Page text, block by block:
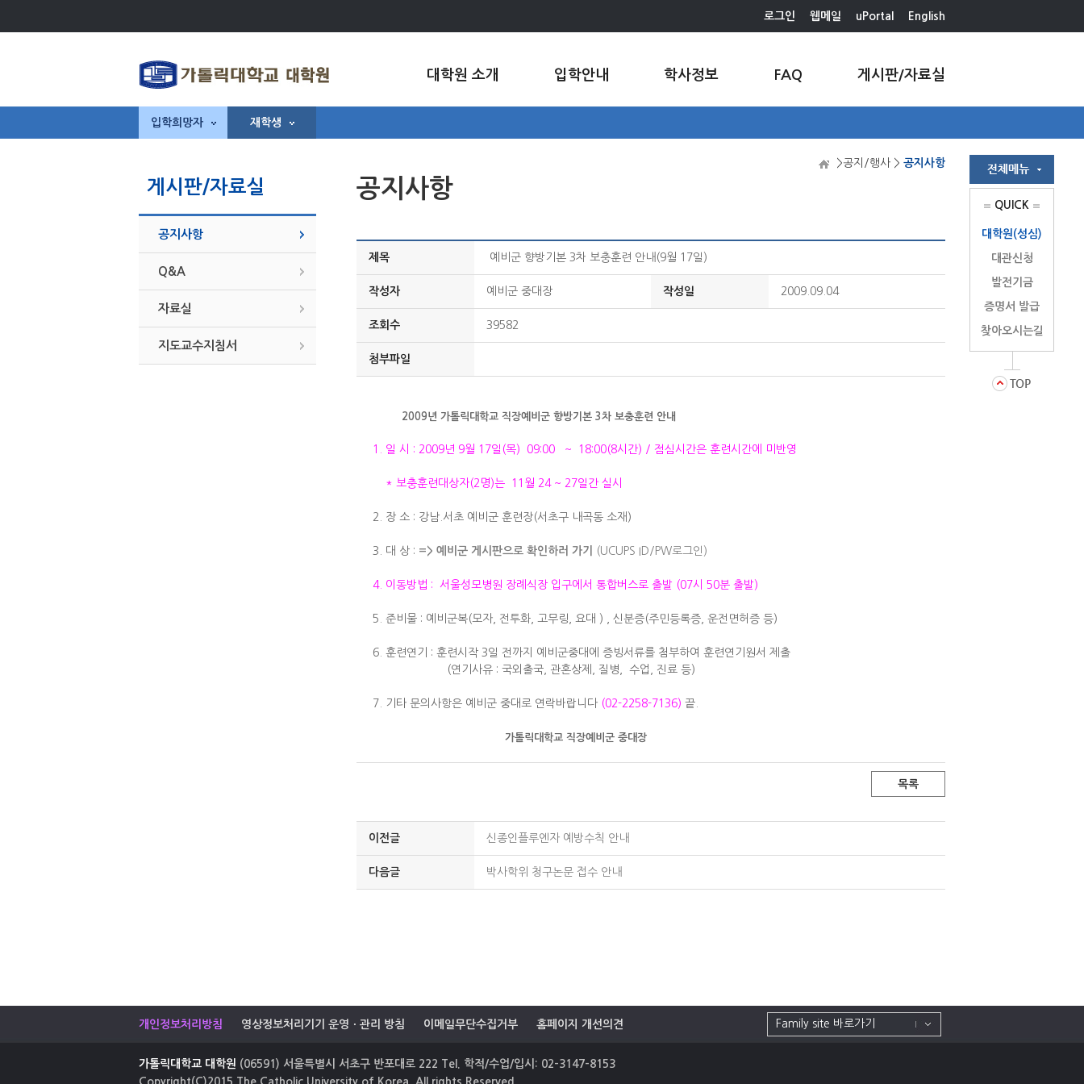
로그인 웹메일 uPortal English
대학원 소개 입학안내 학사정보 FAQ 게시판/자료실
입학희망자 재학생
게시판/자료실
공지사항
Q&A
자료실
지도교수지침서
>공지/행사 > 공지사항
공지사항
제목 예비군 향방기본 3차 보충훈련 안내(9월 17일)
작성자 예비군 중대장 작성일 2009.09.04
조회수 39582
첨부파일
2009년 가톨릭대학교 직장예비군 향방기본 3차 보충훈련 안내
1. 일 시 : 2009년 9월 17일(목) 09:00 ~ 18:00(8시간) / 점심시간은 훈련시간에 미반영
* 보충훈련대상자(2명)는 11월 24 ~ 27일간 실시
2. 장 소 : 강남.서초 예비군 훈련장(서초구 내곡동 소재)
3. 대 상 : => 예비군 게시판으로 확인하러 가기 (UCUPS ID/PW로그인)
4. 이동방법 : 서울성모병원 장례식장 입구에서 통합버스로 출발 (07시 50분 출발)
5. 준비물 : 예비군복(모자, 전투화, 고무링, 요대 ) , 신분증(주민등록증, 운전면허증 등)
6. 훈련연기 : 훈련시작 3일 전까지 예비군중대에 증빙서류를 첨부하여 훈련연기원서 제출
(연기사유 : 국외출국, 관혼상제, 질병, 수업, 진료 등)
7. 기타 문의사항은 예비군 중대로 연락바랍니다 (02-2258-7136) 끝.
가톨릭대학교 직장예비군 중대장
목록
이전글 신종인플루엔자 예방수칙 안내
다음글 박사학위 청구논문 접수 안내
개인정보처리방침 영상정보처리기기 운영ㆍ관리 방침 이메일무단수집거부 홈페이지 개선의견 Family site 바로가기
가톨릭대학교 대학원 (06591) 서울특별시 서초구 반포대로 222 Tel. 학적/수업/입시: 02-3147-8153
Copyright(C)2015 The Catholic University of Korea. All rights Reserved.
QUICK
대학원(성심)
대관신청
발전기금
증명서 발급
찾아오시는길